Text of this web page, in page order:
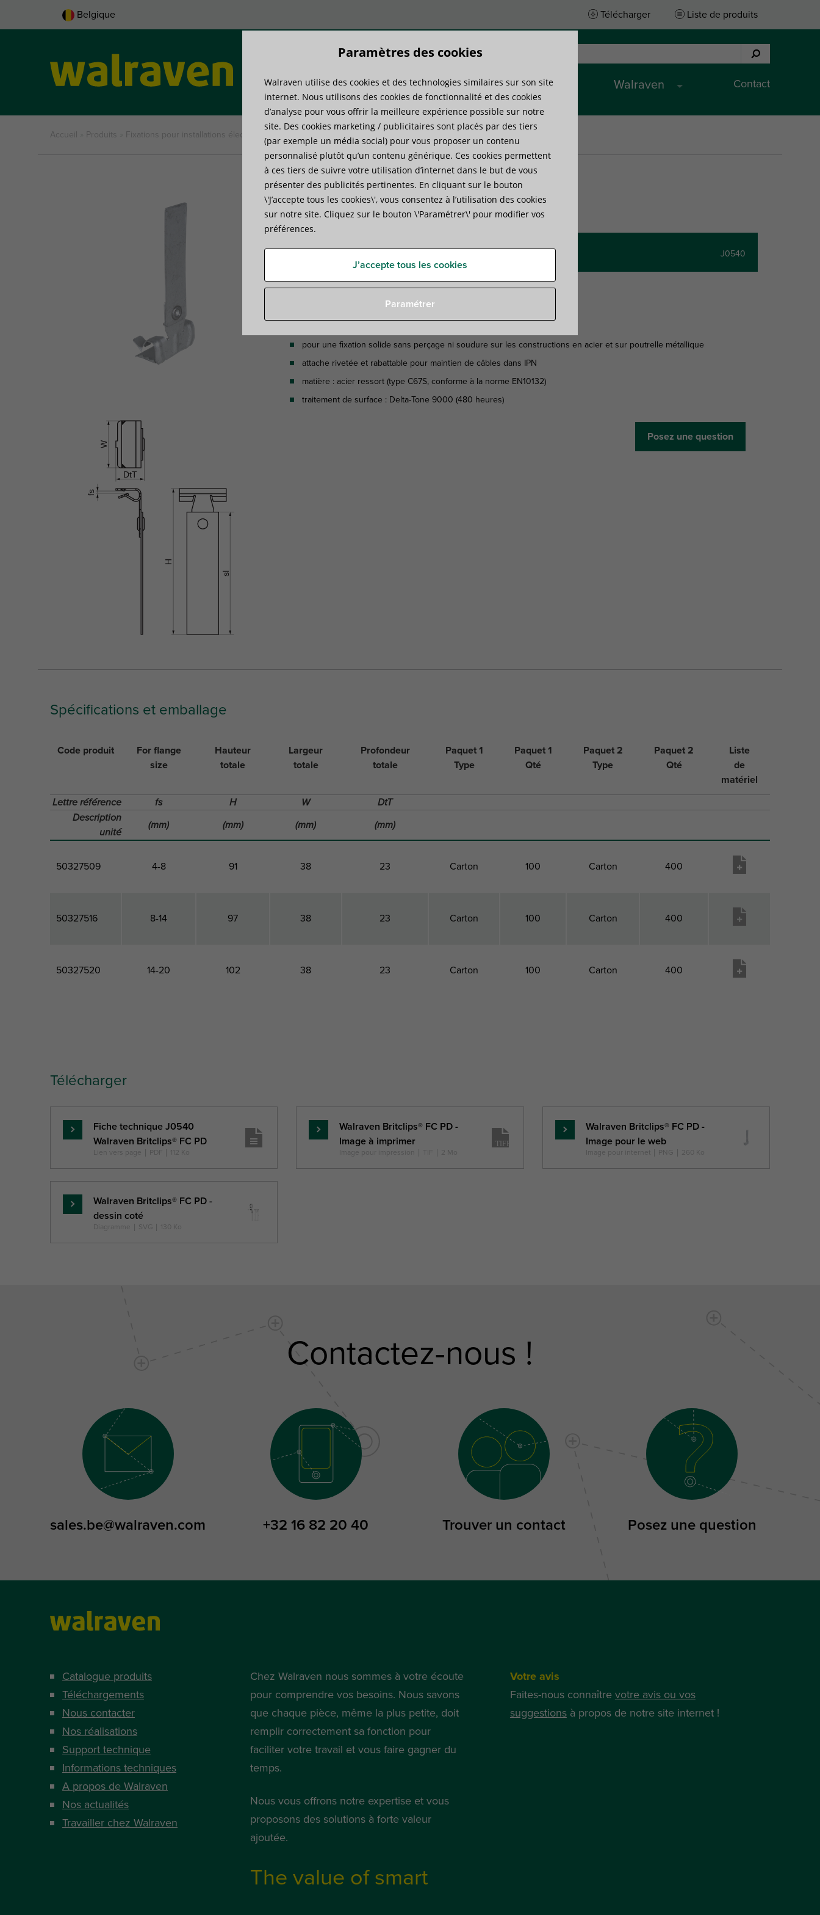
Belgique Télécharger Liste de produits
Produits Savoir-faire Services Walraven Contact
Accueil Produits Fixations pour installations électriques Clips poutrelles métalliques » Walraven Britclips® FC PD
Walraven Britclips® FC PD
fixation sur poutrelle métallique
Spécifications Fichiers joints J0540
Caractéristiques
pour une fixation solide sans perçage ni soudure sur les constructions en acier et sur poutrelle métallique
attache rivetée et rabattable pour maintien de câbles dans IPN
matière : acier ressort (type C67S, conforme à la norme EN10132)
traitement de surface : Delta-Tone 9000 (480 heures)
Posez une question
Spécifications et emballage
Code produit
For flange
size
Hauteur
totale
Largeur
totale
Profondeur
totale
Paquet 1
Type
Paquet 1
Qté
Paquet 2
Type
Paquet 2
Qté
Liste
de
matériel
Lettre référence
fs H W
DtT
Description
unité
(mm) (mm) (mm) (mm)
50327509 4-8 91 38 23 Carton 100 Carton 400
50327516 8-14 97 38 23 Carton 100 Carton 400
50327520 14-20 102 38 23 Carton 100 Carton 400
Description
unité
(mm) (mm)
Télécharger
savoir
plus
Fiche technique J0540
Walraven Britclips® FC PD
Lien vers page PDF 112 Ko
savoir
plus
Walraven Britclips® FC PD -
Image à imprimer
Image pour impression TIF 2 Mo
savoir
plus
Walraven Britclips® FC PD -
Image pour le web
Image pour internet PNG 260 Ko
savoir
plus
Walraven Britclips® FC PD -
dessin coté
Diagramme SVG 130 Ko
Contactez-nous !
sales.be@walraven.com +32 16 82 20 40 Trouver un contact Posez une question
Catalogue produits
Téléchargements
Nous contacter
Nos réalisations
Support technique
Informations techniques
A propos de Walraven
Nos actualités
Travailler chez Walraven
Chez Walraven nous sommes à votre écoute
pour comprendre vos besoins. Nous savons
que chaque pièce, même la plus petite, doit
remplir correctement sa fonction pour
faciliter votre travail et vous faire gagner du
temps.
Nous vous offrons notre expertise et vous
proposons des solutions à forte valeur
ajoutée.
The value of smart
Votre avis
Faites-nous connaître votre avis ou vos
suggestionsà propos de notre site internet !
Paramètres des cookies
Walraven utilise des cookies et des technologies similaires sur son site
internet. Nous utilisons des cookies de fonctionnalité et des cookies
d’analyse pour vous offrir la meilleure expérience possible sur notre
site. Des cookies marketing / publicitaires sont placés par des tiers
(par exemple un média social) pour vous proposer un contenu
personnalisé plutôt qu’un contenu générique. Ces cookies permettent
à ces tiers de suivre votre utilisation d’internet dans le but de vous
présenter des publicités pertinentes. En cliquant sur le bouton
\'J’accepte tous les cookies\', vous consentez à l’utilisation des cookies
sur notre site. Cliquez sur le bouton \'Paramétrer\' pour modifier vos
préférences.
J’accepte tous les cookies
Paramétrer